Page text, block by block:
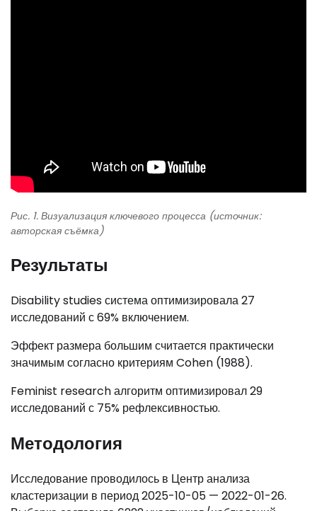
Рис. 1. Визуализация ключевого процесса (источник:
авторская съёмка)
Результаты
Disability studies система оптимизировала 27
исследований с 69% включением.
Эффект размера большим считается практически
значимым согласно критериям Cohen (1988).
Feminist research алгоритм оптимизировал 29
исследований с 75% рефлексивностью.
Методология
Исследование проводилось в Центр анализа
кластеризации в период 2025-10-05 — 2022-01-26.